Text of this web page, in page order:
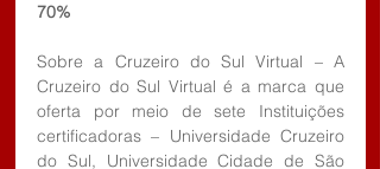
70%
Sobre a Cruzeiro do Sul Virtual – A
Cruzeiro do Sul Virtual é a marca que
oferta por meio de sete Instituições
certificadoras – Universidade Cruzeiro
do Sul, Universidade Cidade de São